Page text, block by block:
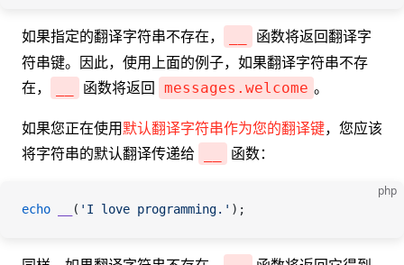
如果指定的翻译字符串不存在，
函数将返回翻译字
符串键。因此，使用上面的例子，如果翻译字符串不存
在，
函数将返回 messages.welcome 。
如果您正在使用默认翻译字符串作为您的翻译键，您应该
将字符串的默认翻译传递给
函数：
php
echo ( 'I love programming.' );